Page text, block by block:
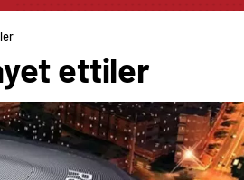
ettiler